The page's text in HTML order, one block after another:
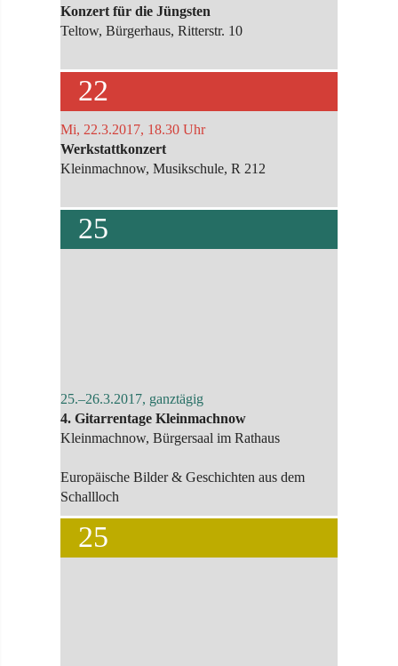
Konzert für die Jüngsten
Teltow, Bürgerhaus, Ritterstr. 10
22
Mi, 22.3.2017, 18.30 Uhr
Werkstattkonzert
Kleinmachnow, Musikschule, R 212
25
25.–26.3.2017, ganztägig
4. Gitarrentage Kleinmachnow
Kleinmachnow, Bürgersaal im Rathaus
Europäische Bilder & Geschichten aus dem
Schallloch
25